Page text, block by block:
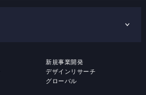
新規事業開発
デザインリサーチ
グローバル